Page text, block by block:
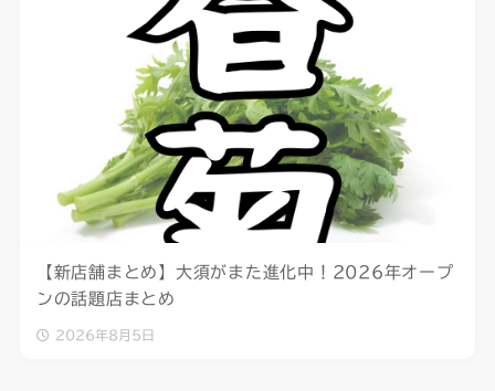
【新店舗まとめ】大須がまた進化中！2026年オープ
ンの話題店まとめ
2026年8月5日